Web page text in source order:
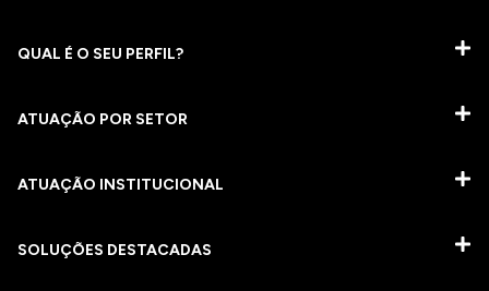
QUAL É O SEU PERFIL?
ATUAÇÃO POR SETOR
ATUAÇÃO INSTITUCIONAL
SOLUÇÕES DESTACADAS